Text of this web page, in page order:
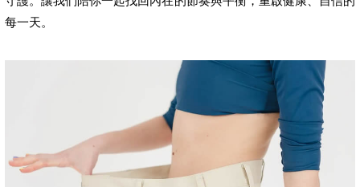
每一天。